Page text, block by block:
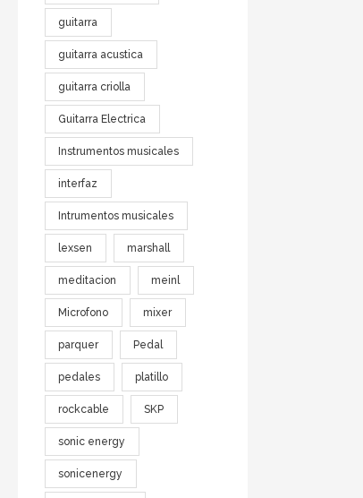
guitarra
guitarra acustica
guitarra criolla
Guitarra Electrica
Instrumentos musicales
interfaz
Intrumentos musicales
lexsen marshall
meditacion meinl
Microfono mixer
parquer Pedal
pedales platillo
rockcable SKP
sonic energy
sonicenergy